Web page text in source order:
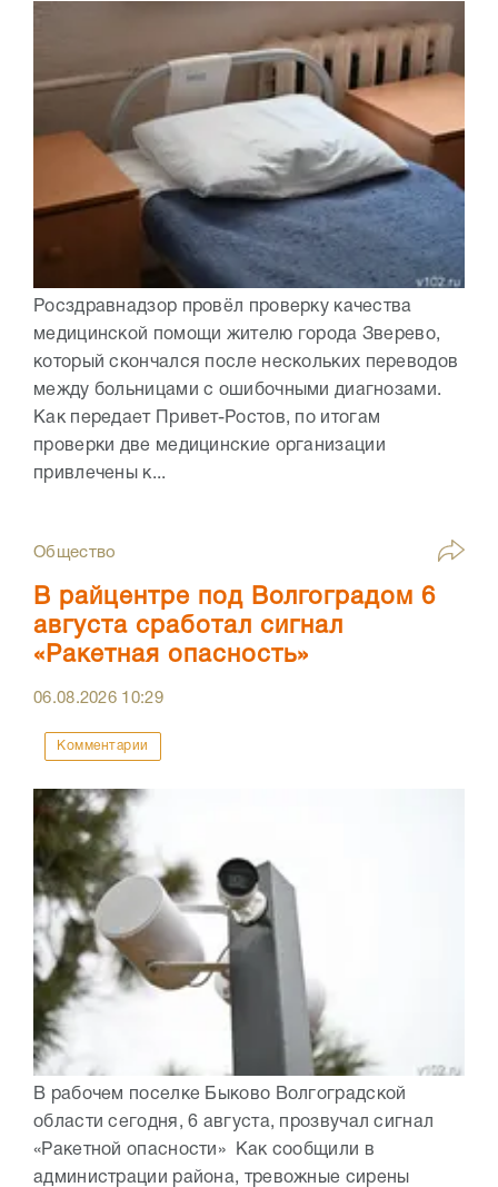
Росздравнадзор провёл проверку качества
медицинской помощи жителю города Зверево,
который скончался после нескольких переводов
между больницами с ошибочными диагнозами.
Как передает Привет-Ростов, по итогам
проверки две медицинские организации
привлечены к...
Общество
В райцентре под Волгоградом 6
августа сработал сигнал
«Ракетная опасность»
06.08.2026 10:29
Комментарии
В рабочем поселке Быково Волгоградской
области сегодня, 6 августа, прозвучал сигнал
«Ракетной опасности» Как сообщили в
администрации района, тревожные сирены